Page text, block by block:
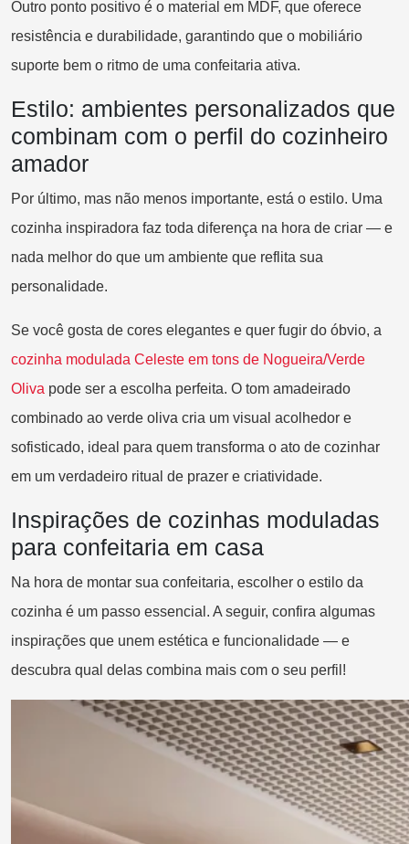
Outro ponto positivo é o material em MDF, que oferece
resistência e durabilidade, garantindo que o mobiliário
suporte bem o ritmo de uma confeitaria ativa.
Estilo: ambientes personalizados que
combinam com o perfil do cozinheiro
amador
Por último, mas não menos importante, está o estilo. Uma
cozinha inspiradora faz toda diferença na hora de criar — e
nada melhor do que um ambiente que reflita sua
personalidade.
Se você gosta de cores elegantes e quer fugir do óbvio, a
cozinha modulada Celeste em tons de Nogueira/Verde
Oliva pode ser a escolha perfeita. O tom amadeirado
combinado ao verde oliva cria um visual acolhedor e
sofisticado, ideal para quem transforma o ato de cozinhar
em um verdadeiro ritual de prazer e criatividade.
Inspirações de cozinhas moduladas
para confeitaria em casa
Na hora de montar sua confeitaria, escolher o estilo da
cozinha é um passo essencial. A seguir, confira algumas
inspirações que unem estética e funcionalidade — e
descubra qual delas combina mais com o seu perfil!